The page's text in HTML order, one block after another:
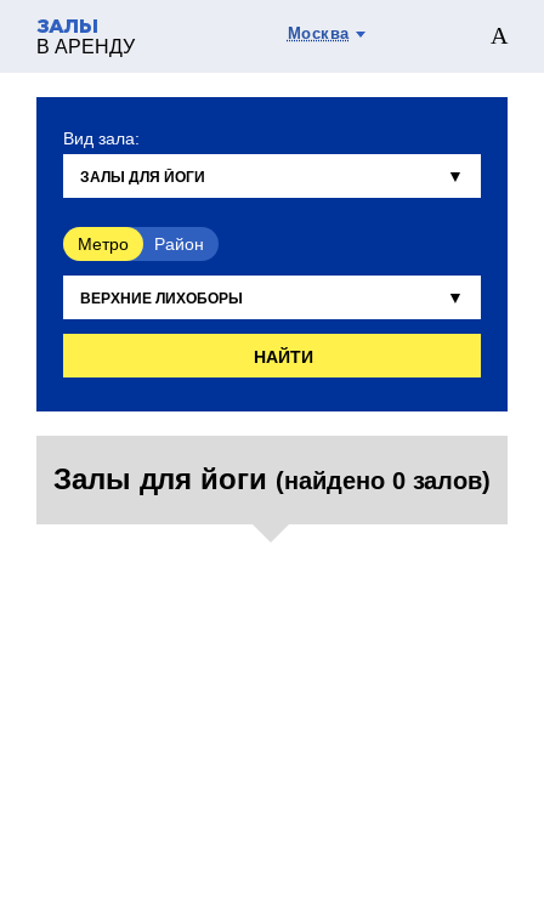
ЗАЛЫ
В АРЕНДУ
Москва
Вид зала:
Метро Район
НАЙТИ
Залы для йоги (найдено 0 залов)